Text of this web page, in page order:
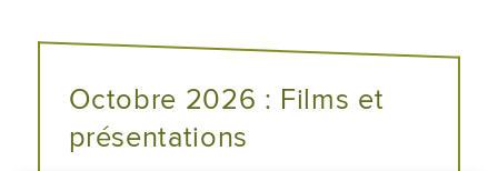
Octobre 2026 : Films et
présentations